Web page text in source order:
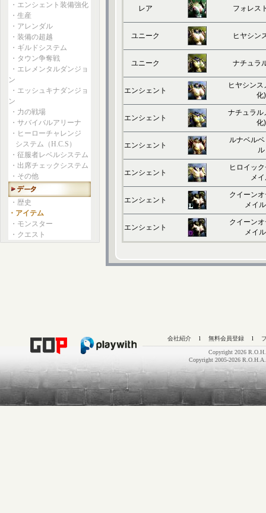
・エンシェント装備強化
・生産
・アレンダル
・装備の超越
・ギルドシステム
・タウン争奪戦
・エレメンタルダンジョ
ン
・エッシュキナダンジョ
ン
・力の戦場
・サバイバルアリーナ
・ヒーローチャレンジ
システム（H.C.S）
・征服者レベルシステム
・出席チェックシステム
・その他
・歴史
・アイテム
・モンスター
・クエスト
レア フォレス
ユニーク ヒヤシン
ユニーク ナチュラ
エンシェント
ヒヤシン
化)
エンシェント
ナチュラル
化)
エンシェント
ルナベル
ル
エンシェント
ヒロイッ
メ
エンシェント
クイーン
メイ
エンシェント
クイーン
メイ
会社紹介 l 無料会員登録 l
Copyright 2026
Copyright 2005-2026